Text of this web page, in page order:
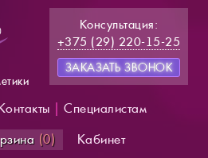
Консультация:
+375 (29) 220-15-25
ЗАКАЗАТЬ ЗВОНОК
Специалистам
(0) Кабинет